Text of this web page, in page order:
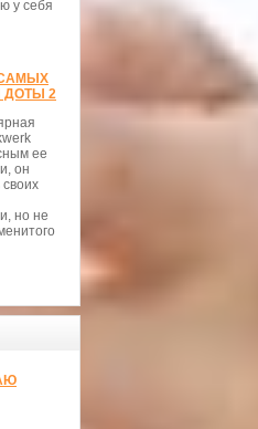
у себя
САМЫХ
2
ее
он
но не